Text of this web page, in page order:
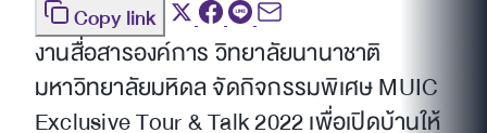
Copy link
งานสื่อสารองค์การ วิทยาลัยนานาชาติ
มหาวิทยาลัยมหิดล จัดกิจกรรมพิเศษ MUIC
Exclusive Tour & Talk 2022 เพื่อเปิดบ้านให้